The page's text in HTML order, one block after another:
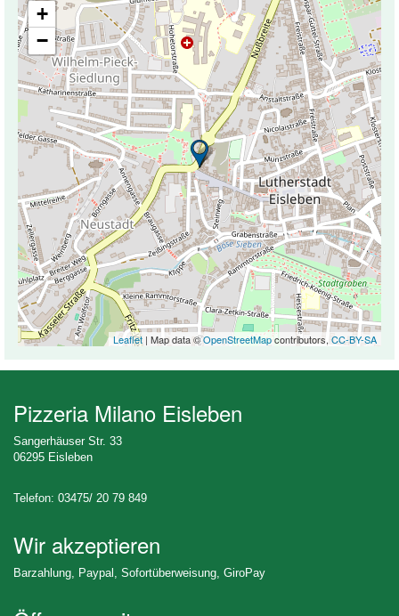
+
−
Leaflet | Map data ©OpenStreetMapcontributors, CC-BY-SA
Pizzeria Milano Eisleben
Sangerhäuser Str. 33
06295 Eisleben
Telefon: 03475/ 20 79 849
Wir akzeptieren
Barzahlung, Paypal, Sofortüberweisung, GiroPay